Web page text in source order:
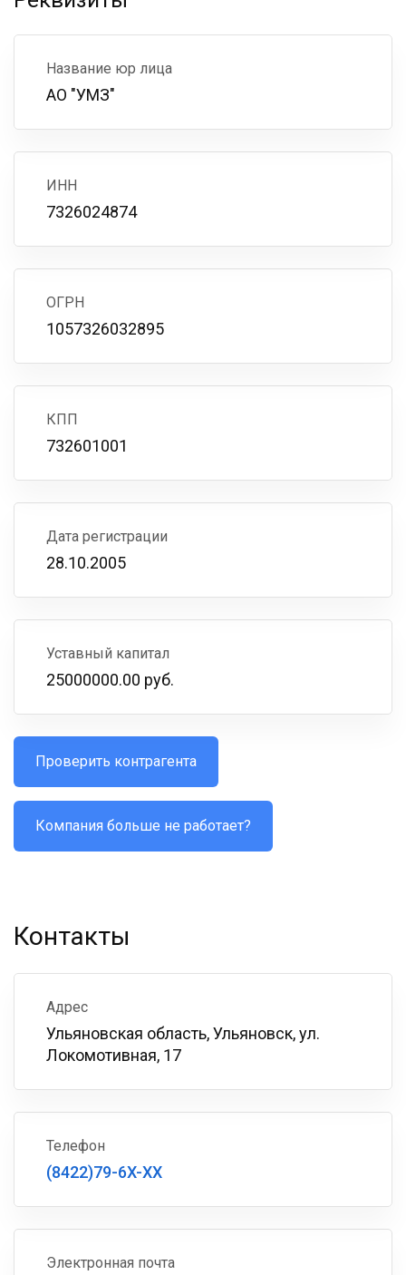
Название юр лица
АО "УМЗ"
ИНН
7326024874
ОГРН
1057326032895
КПП
732601001
Дата регистрации
28.10.2005
Уставный капитал
25000000.00 руб.
Проверить контрагента
Компания больше не работает?
Контакты
Адрес
Ульяновская область, Ульяновск, ул.
Локомотивная, 17
Телефон
(8422)79-6X-XX
Электронная почта